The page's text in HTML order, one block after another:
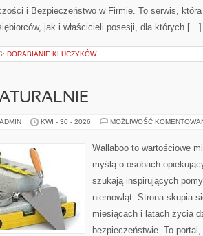
i Bezpieczeństwo w Firmie. To serwis,
jak i właścicieli posesji, dla których […]
DORABIANIE KLUCZYKÓW
KWI - 30 - 2026 MOŻLIWOŚĆ
Wallaboo to wartościowe
myślą o osobach
szukają inspirujących
niemowląt. Strona skupia
miesiącach i latach życia
bezpieczeństwie. To